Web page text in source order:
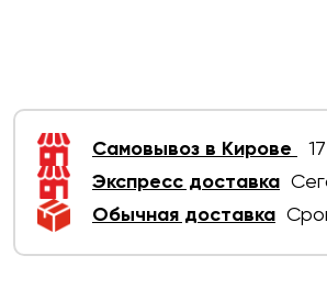
Самовывоз в Кирове
Экспресс доставка
Обычная доставка